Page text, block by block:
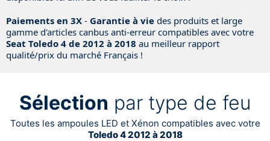
Paiements en 3X - Garantie à vie des produits et large
gamme d'articles canbus anti-erreur compatibles avec votre
Seat Toledo 4 de 2012 à 2018 au meilleur rapport
qualité/prix du marché Français !
Sélection par type de feu
Toutes les ampoules LED et Xénon compatibles avec votre
Toledo 4 2012 à 2018